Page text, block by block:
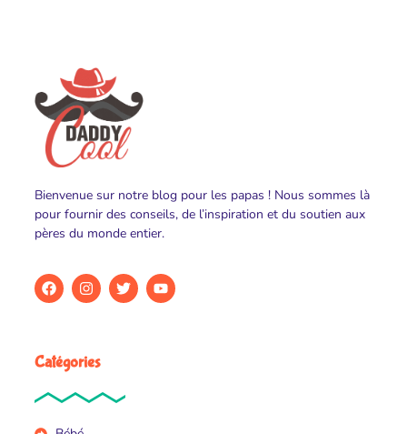
Bienvenue sur notre blog pour les papas ! Nous sommes là
pour fournir des conseils, de l’inspiration et du soutien aux
pères du monde entier.
Catégories